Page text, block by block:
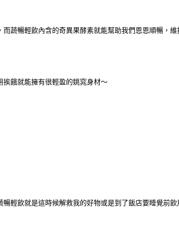
蔬暢輕飲內含的奇異果酵素就能幫助我們恩恩順暢，
餓就能擁有很輕盈的姚窕身材～
輕飲就是這時候解救我的好物或是到了飯店要睡覺前